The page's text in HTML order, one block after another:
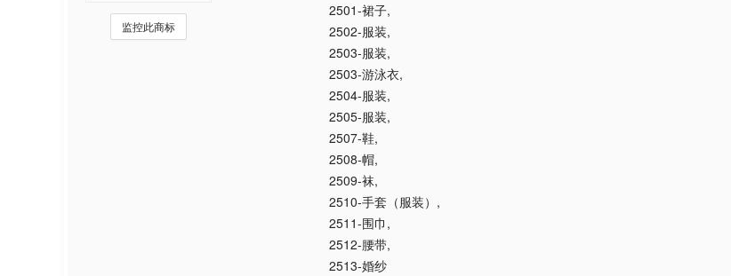
监控此商标
2501-裙子,
2502-服装,
2503-服装,
2503-游泳衣,
2504-服装,
2505-服装,
2507-鞋,
2508-帽,
2509-袜,
2510-手套（服装） ,
2511-围巾 ,
2512-腰带,
2513-婚纱